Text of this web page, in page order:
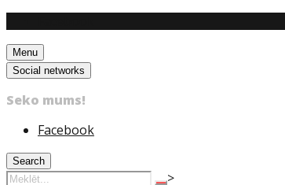
Menu
Social networks
Seko mums!
Facebook
Search
>